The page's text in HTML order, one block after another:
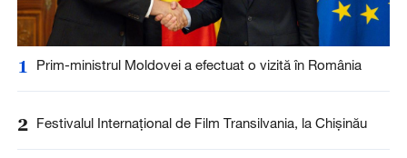
1 Prim-ministrul Moldovei a efectuat o vizită în România
2 Festivalul Internațional de Film Transilvania, la Chișinău